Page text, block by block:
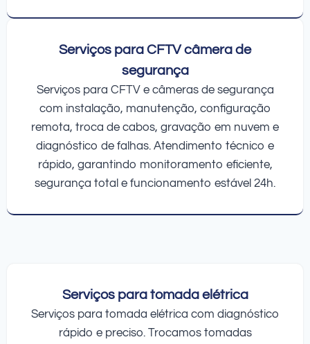
Serviços para CFTV câmera de
segurança
Serviços para CFTV e câmeras de segurança
com instalação, manutenção, configuração
remota, troca de cabos, gravação em nuvem e
diagnóstico de falhas. Atendimento técnico e
rápido, garantindo monitoramento eficiente,
segurança total e funcionamento estável 24h.
Serviços para tomada elétrica
Serviços para tomada elétrica com diagnóstico
rápido e preciso. Trocamos tomadas